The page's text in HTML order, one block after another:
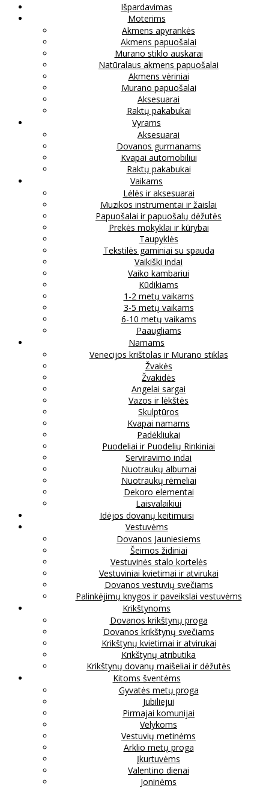
Išpardavimas
Moterims
Akmens apyrankės
Akmens papuošalai
Murano stiklo auskarai
Natūralaus akmens papuošalai
Akmens vėriniai
Murano papuošalai
Aksesuarai
Raktų pakabukai
Vyrams
Aksesuarai
Dovanos gurmanams
Kvapai automobiliui
Raktų pakabukai
Vaikams
Lėlės ir aksesuarai
Muzikos instrumentai ir žaislai
Papuošalai ir papuošalų dėžutės
Prekės mokyklai ir kūrybai
Taupyklės
Tekstilės gaminiai su spauda
Vaikiški indai
Vaiko kambariui
Kūdikiams
1-2 metų vaikams
3-5 metų vaikams
6-10 metų vaikams
Paaugliams
Namams
Venecijos krištolas ir Murano stiklas
Žvakės
Žvakidės
Angelai sargai
Vazos ir lėkštės
Skulptūros
Kvapai namams
Padėkliukai
Puodeliai ir Puodelių Rinkiniai
Serviravimo indai
Nuotraukų albumai
Nuotraukų rėmeliai
Dekoro elementai
Laisvalaikiui
Idėjos dovanų keitimuisi
Vestuvėms
Dovanos Jauniesiems
Šeimos židiniai
Vestuvinės stalo kortelės
Vestuviniai kvietimai ir atvirukai
Dovanos vestuvių svečiams
Palinkėjimų knygos ir paveikslai vestuvėms
Krikštynoms
Dovanos krikštynų proga
Dovanos krikštynų svečiams
Krikštynų kvietimai ir atvirukai
Krikštynų atributika
Krikštynų dovanų maišeliai ir dėžutės
Kitoms šventėms
Gyvatės metų proga
Jubiliejui
Pirmajai komunijai
Velykoms
Vestuvių metinėms
Arklio metų proga
Įkurtuvėms
Valentino dienai
Joninėms